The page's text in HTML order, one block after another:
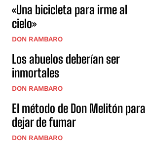
«Una bicicleta para irme al
cielo»
DON RAMBARO
Los abuelos deberían ser
inmortales
DON RAMBARO
El método de Don Melitón para
dejar de fumar
DON RAMBARO